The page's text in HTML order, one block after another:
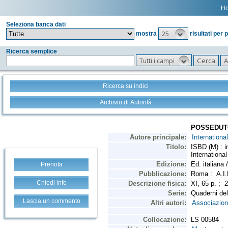
Seleziona banca dati
mostra
25 risultati per
Ricerca semplice
Tutti i campi
Ricerca su indici
Archivio di Autorità
Prenota
Chiedi info
Lascia un commento